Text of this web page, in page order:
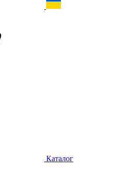
Каталог